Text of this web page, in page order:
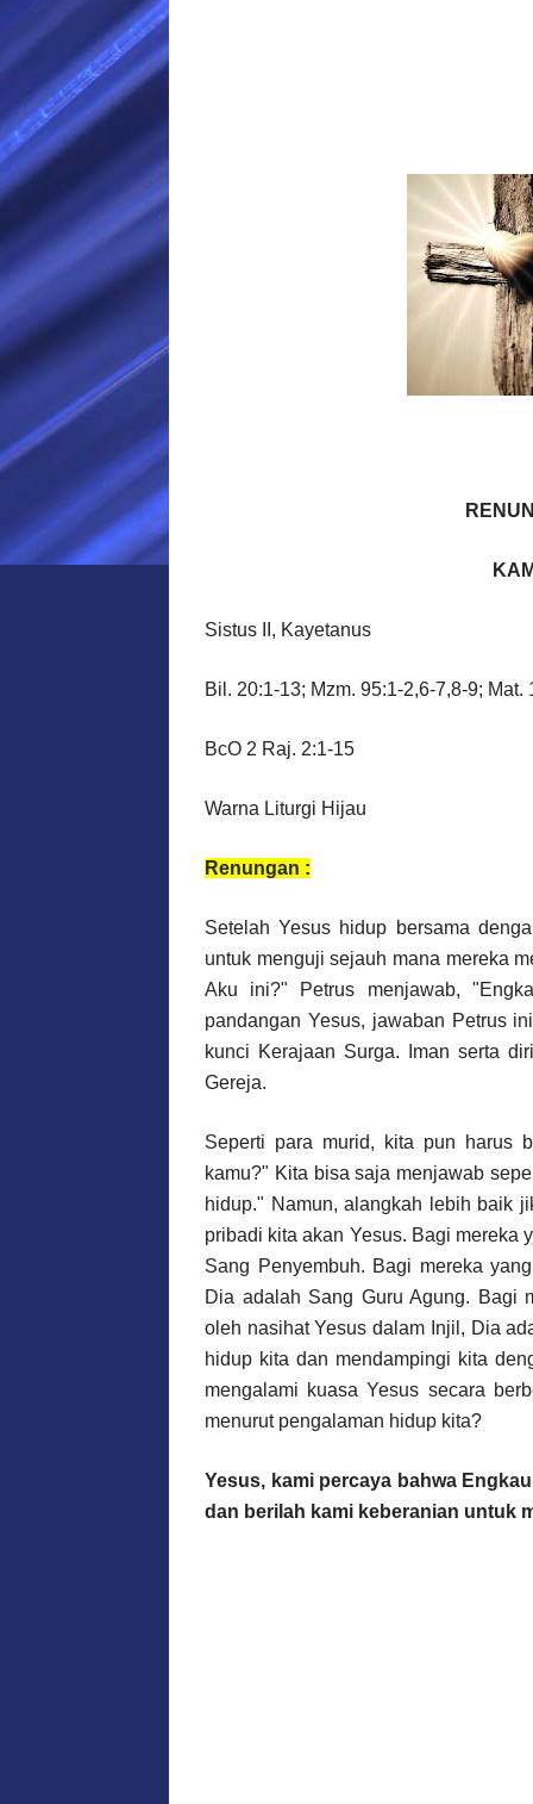
Sistus II, Kayetanus
Bil. 20:1-13; Mzm. 95:1-2,6-7,8-9; Mat.
BcO 2 Raj. 2:1-15
Warna Liturgi Hijau
Renungan :
Setelah Yesus hidup bersama
untuk menguji sejauh mana mereka
Aku ini?" Petrus menjawab,
pandangan Yesus, jawaban Petrus
kunci Kerajaan Surga. Iman serta
Gereja.
Seperti para murid, kita pun harus
kamu?" Kita bisa saja menjawab
hidup." Namun, alangkah lebih baik
pribadi kita akan Yesus. Bagi mereka
Sang Penyembuh. Bagi mereka
Dia adalah Sang Guru Agung. Bagi
oleh nasihat Yesus dalam Injil, Dia
hidup kita dan mendampingi kita
mengalami kuasa Yesus secara
menurut pengalaman hidup kita?
Yesus, kami percaya bahwa
dan berilah kami keberanian untuk